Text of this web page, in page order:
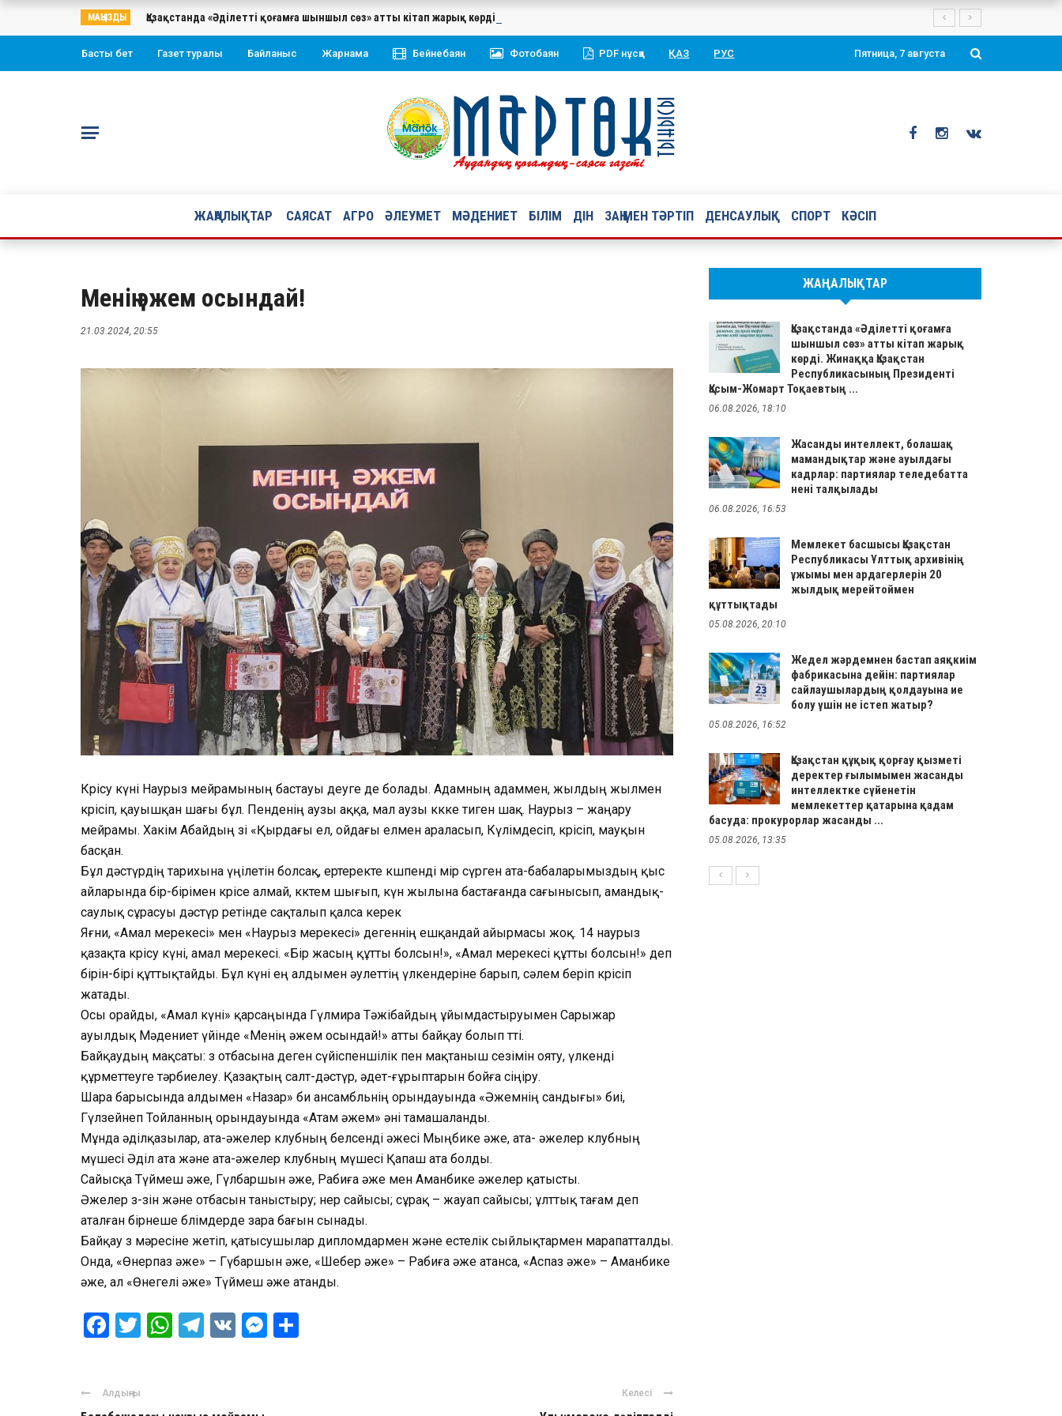
МАҢЫЗДЫ Қазақстанда «Әділетті қоғамға шыншыл сөз» атты кітап жарық көрді. Жинаққа Қазақстан Республикасының Президенті Қасым-Жомарт Тоқаевтың таңдаулы ой-тұжырымдары мен
Басты бет Газет туралы Байланыс Жарнама Бейнебаян Фотобаян PDF нұсқа ҚАЗ РУС Пятница, 7 августа
ЖАҢАЛЫҚТАР САЯСАТ АГРО ӘЛЕУМЕТ МӘДЕНИЕТ БІЛІМ ДІН ЗАҢ МЕН ТӘРТІП ДЕНСАУЛЫҚ СПОРТ КӘСІП
Менің әжем осындай!
21.03.2024, 20:55
Көрісу күні Наурыз мейрамының бастауы деуге де болады. Адамның адаммен, жылдың жылмен
көрісіп, қауышқан шағы бұл. Пенденің аузы аққа, мал аузы көкке тиген шақ. Наурыз – жаңару
мейрамы. Хакім Абайдың өзі «Қырдағы ел, ойдағы елмен араласып, Күлімдесіп, көрісіп, мауқын
басқан.
Бұл дәстүрдің тарихына үңілетін болсақ, ертеректе көшпенді өмір сүрген ата-бабаларымыздың қыс
айларында бір-бірімен көрісе алмай, көктем шығып, күн жылына бастағанда сағынысып, амандық-
саулық сұрасуы дәстүр ретінде сақталып қалса керек
Яғни, «Амал мерекесі» мен «Наурыз мерекесі» дегеннің ешқандай айырмасы жоқ. 14 наурыз
қазақта көрісу күні, амал мерекесі. «Бір жасың құтты болсын!», «Амал мерекесі құтты болсын!» деп
бірін-бірі құттықтайды. Бұл күні ең алдымен әулеттің үлкендеріне барып, сәлем беріп көрісіп
жатады.
Осы орайды, «Амал күні» қарсаңында Гүлмира Тәжібайдың ұйымдастыруымен Сарыжар
ауылдық Мәдениет үйінде «Менің әжем осындай!» атты байқау болып өтті.
Байқаудың мақсаты: өз отбасына деген сүйіспеншілік пен мақтаныш сезімін ояту, үлкенді
құрметтеуге тәрбиелеу. Қазақтың салт-дәстүр, әдет-ғұрыптарын бойға сіңіру.
Шара барысында алдымен «Назар» би ансамбльнің орындауында «Әжемнің сандығы» биі,
Гүлзейнеп Тойланның орындауында «Атам әжем» әні тамашаланды.
Мұнда әділқазылар, ата-әжелер клубның белсенді әжесі Мыңбике әже, ата- әжелер клубның
мүшесі Әділ ата және ата-әжелер клубның мүшесі Қапаш ата болды.
Сайысқа Түймеш әже, Гүлбаршын әже, Рабиға әже мен Аманбике әжелер қатысты.
Әжелер өз-өзін және отбасын таныстыру; өнер сайысы; сұрақ – жауап сайысы; ұлттық тағам деп
аталған бірнеше бөлімдерде өзара бағын сынады.
Байқау өз мәресіне жетіп, қатысушылар дипломдармен және естелік сыйлықтармен марапатталды.
Онда, «Өнерпаз әже» – Гүбаршын әже, «Шебер әже» – Рабиға әже атанса, «Аспаз әже» – Аманбике
әже, ал «Өнегелі әже» Түймеш әже атанды.
Facebook
Twitter
WhatsApp
Telegram
VK Messenger
Алдыңғы Келесі
ЖАҢАЛЫҚТАР
Қазақстанда «Әділетті қоғамға
шыншыл сөз» атты кітап жарық
көрді. Жинаққа Қазақстан
Республикасының Президенті
Қасым-Жомарт Тоқаевтың ...
06.08.2026, 18:10
Жасанды интеллект, болашақ
мамандықтар және ауылдағы
кадрлар: партиялар теледебатта
нені талқылады
06.08.2026, 16:53
Мемлекет басшысы Қазақстан
Республикасы Ұлттық архивінің
ұжымы мен ардагерлерін 20
жылдық мерейтоймен
құттықтады
05.08.2026, 20:10
Жедел жәрдемнен бастап аяқкиім
фабрикасына дейін: партиялар
сайлаушылардың қолдауына ие
болу үшін не істеп жатыр?
05.08.2026, 16:52
Қазақстан құқық қорғау қызметі
деректер ғылымымен жасанды
интеллектке сүйенетін
мемлекеттер қатарына қадам
басуда: прокурорлар жасанды ...
05.08.2026, 13:35